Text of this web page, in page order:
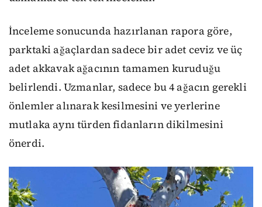
İnceleme sonucunda hazırlanan rapora göre,
parktaki ağaçlardan sadece bir adet ceviz ve üç
adet akkavak ağacının tamamen kuruduğu
belirlendi. Uzmanlar, sadece bu 4 ağacın gerekli
önlemler alınarak kesilmesini ve yerlerine
mutlaka aynı türden fidanların dikilmesini
önerdi.